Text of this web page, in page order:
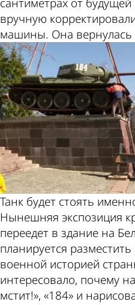
сантиметрах от
вручную
машины. Она вернулась
Танк будет стоять
Нынешняя экспозиция
переедет в здание на
планируется
военной историей
интересовало, почему
мстит!», «184» и